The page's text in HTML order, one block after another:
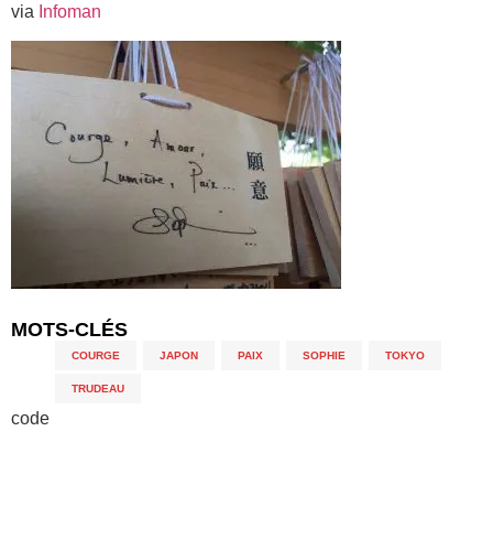
via Infoman
MOTS-CLÉS
COURGE JAPON PAIX SOPHIE TOKYO
TRUDEAU
code